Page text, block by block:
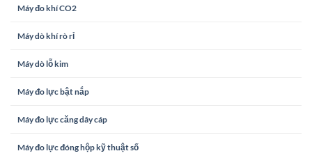
Máy đo khí CO2
Máy dò khí rò rỉ
Máy dò lỗ kim
Máy đo lực bật nắp
Máy đo lực căng dây cáp
Máy đo lực đóng hộp kỹ thuật số